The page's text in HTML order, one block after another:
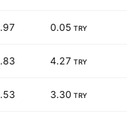
0.05 TRY
4.27 TRY
3.30 TRY